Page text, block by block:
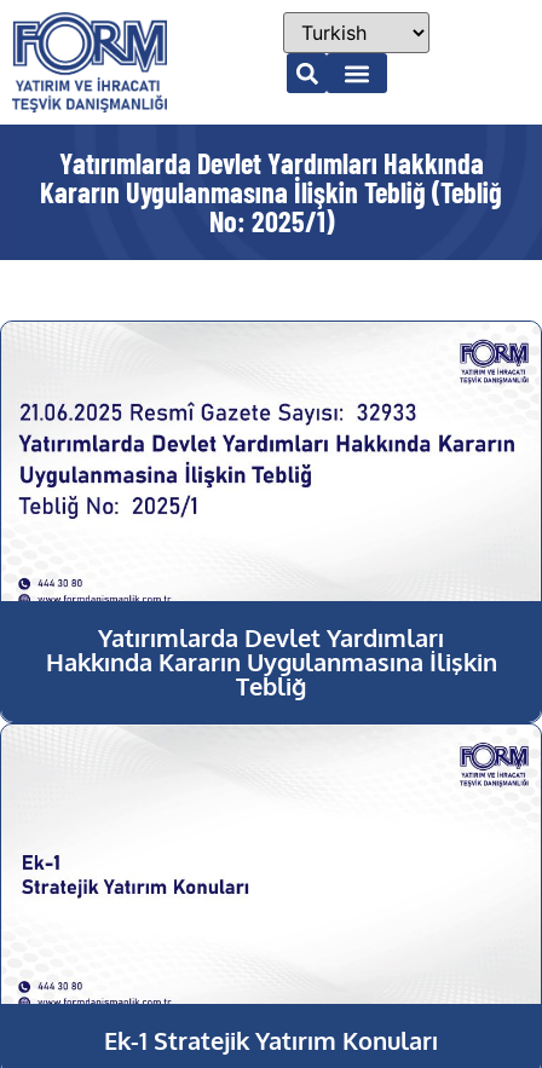
Yatırımlarda Devlet Yardımları Hakkında
Kararın Uygulanmasına İlişkin Tebliğ (Tebliğ
No: 2025/1)
Yatırımlarda Devlet Yardımları
Hakkında Kararın Uygulanmasına İlişkin
Tebliğ
Ek-1 Stratejik Yatırım Konuları